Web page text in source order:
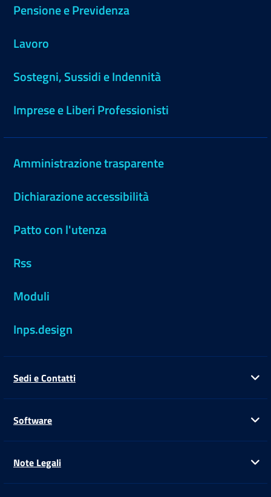
Pensione e Previdenza
Lavoro
Sostegni, Sussidi e Indennità
Imprese e Liberi Professionisti
Amministrazione trasparente
Dichiarazione accessibilità
Patto con l'utenza
Rss
Moduli
Inps.design
Sedi e Contatti
Software
Note Legali